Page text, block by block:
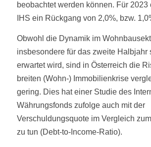
beobachtet werden können. Für 2023
IHS ein Rückgang von 2,0%, bzw.
Obwohl die Dynamik im
insbesondere für das zweite Halbjahr
erwartet wird, sind in Österreich die
breiten (Wohn-) Immobilienkrise
gering. Dies hat einer Studie des
Währungsfonds zufolge auch mit der
Verschuldungsquote im Vergleich
zu tun (Debt-to-Income-Ratio).